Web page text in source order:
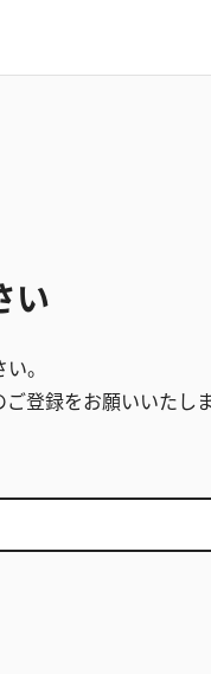
い
。
登録をお願いいたしま